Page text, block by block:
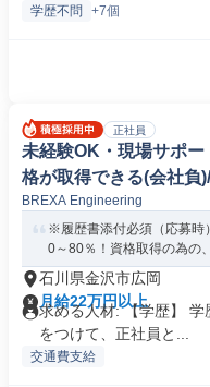
学歴不問 +7個
正社員
未経験OK・現場サポ
格が取得できる(会社負
BREXA Engineering
※履歴書添付必須（応募時
0～80％！資格取得の為の
石川県金沢市広岡
月給22万円以上
求める人材: 【学歴】
をつけて、正社員と...
交通費支給